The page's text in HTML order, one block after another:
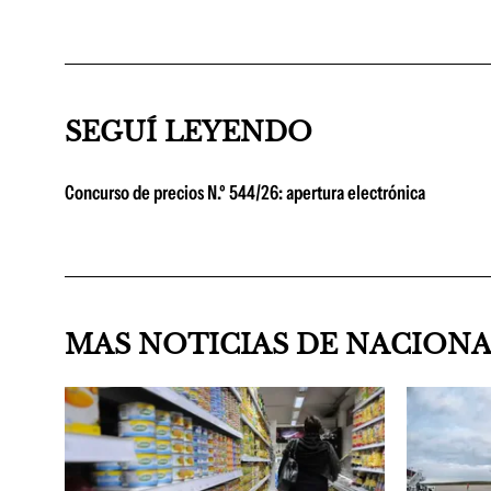
SEGUÍ LEYENDO
Concurso de precios N.º 544/26: apertura electrónica
MAS NOTICIAS DE